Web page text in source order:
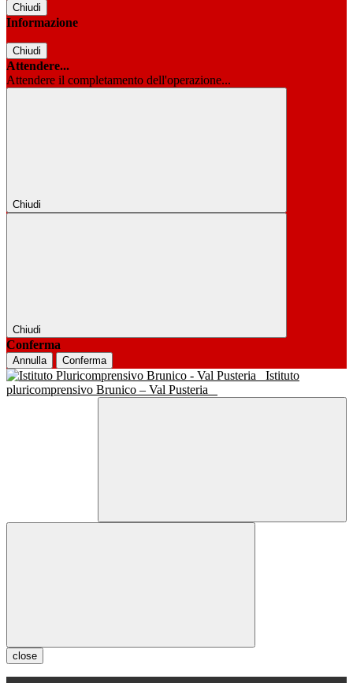
Chiudi
Informazione
Chiudi
Attendere...
Attendere il completamento dell'operazione...
Chiudi
Chiudi
Conferma
Annulla Conferma
Istituto
pluricomprensivo Brunico – Val Pusteria
close